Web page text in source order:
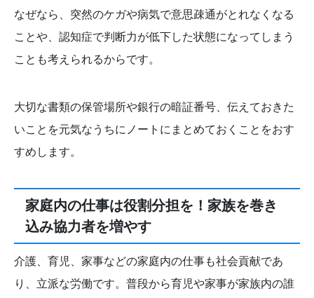
なぜなら、突然のケガや病気で意思疎通がとれなくなる
ことや、認知症で判断力が低下した状態になってしまう
ことも考えられるからです。
大切な書類の保管場所や銀行の暗証番号、伝えておきた
いことを元気なうちにノートにまとめておくことをおす
すめします。
家庭内の仕事は役割分担を！家族を巻き
込み協力者を増やす
介護、育児、家事などの家庭内の仕事も社会貢献であ
り、立派な労働です。普段から育児や家事が家族内の誰